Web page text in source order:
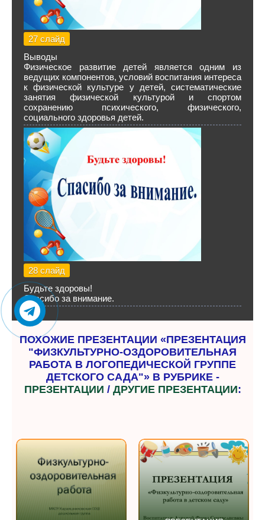
27 слайд
Выводы
Физическое развитие детей является одним из
ведущих компонентов, условий воспитания интереса
к физической культуре у детей, систематические
занятия физической культурой и спортом
сохранению психического, физического,
социального здоровья детей.
28 слайд
Будьте здоровы!
Спасибо за внимание.
ПОХОЖИЕ ПРЕЗЕНТАЦИИ «ПРЕЗЕНТАЦИЯ
"ФИЗКУЛЬТУРНО-ОЗДОРОВИТЕЛЬНАЯ
РАБОТА В ЛОГОПЕДИЧЕСКОЙ ГРУППЕ
ДЕТСКОГО САДА"» В РУБРИКЕ -
ПРЕЗЕНТАЦИИ / ДРУГИЕ ПРЕЗЕНТАЦИИ: